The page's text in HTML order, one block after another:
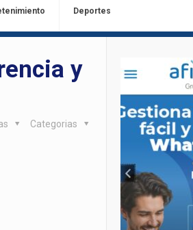
Deportes
y
Categorias